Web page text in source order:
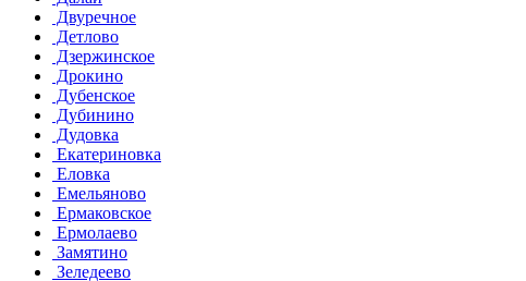
Двуречное
Детлово
Дзержинское
Дрокино
Дубенское
Дубинино
Дудовка
Екатериновка
Еловка
Емельяново
Ермаковское
Ермолаево
Замятино
Зеледеево